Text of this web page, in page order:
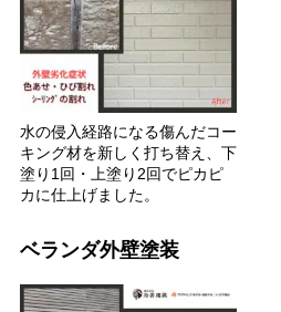
水の侵入経路になる傷んだコー
キング材を新しく打ち替え、下
塗り1回・上塗り2回でピカピ
カに仕上げました。
ベランダ外壁塗装